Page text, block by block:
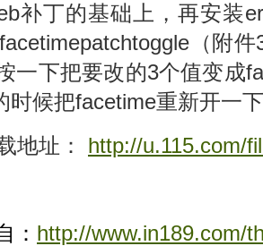
补丁的基础上，再安装
（附
一下把要改的3个值变成
时候把facetime重新开一
地址：
http://u.115.com/
： http://www.in189.com/